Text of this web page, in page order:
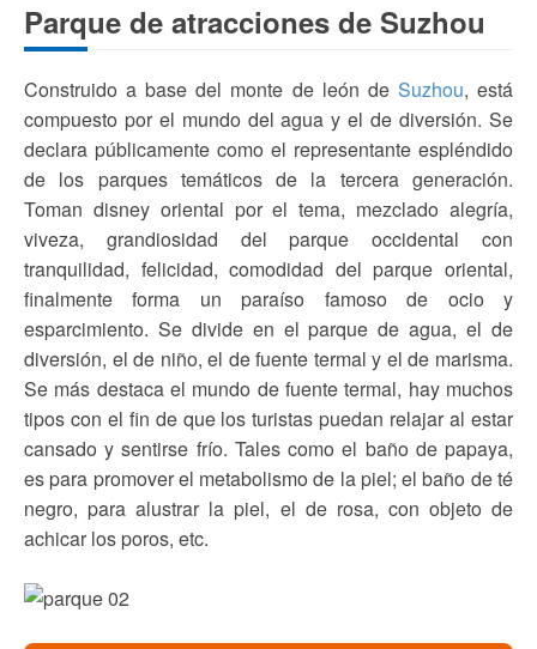
Parque de atracciones de Suzhou
Construido a base del monte de león de Suzhou, está
compuesto por el mundo del agua y el de diversión. Se
declara públicamente como el representante espléndido
de los parques temáticos de la tercera generación.
Toman disney oriental por el tema, mezclado alegría,
viveza, grandiosidad del parque occidental con
tranquilidad, felicidad, comodidad del parque oriental,
finalmente forma un paraíso famoso de ocio y
esparcimiento. Se divide en el parque de agua, el de
diversión, el de niño, el de fuente termal y el de marisma.
Se más destaca el mundo de fuente termal, hay muchos
tipos con el fin de que los turistas puedan relajar al estar
cansado y sentirse frío. Tales como el baño de papaya,
es para promover el metabolismo de la piel; el baño de té
negro, para alustrar la piel, el de rosa, con objeto de
achicar los poros, etc.